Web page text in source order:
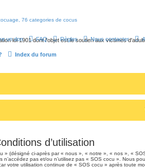
loi 1901 dont l'objet est le soutien aux victimes
un don FAQ Règles Nous contacter
Index du forum
d’utilisation
» (désigné ci-après par « nous », « notre », « nos », «
n’accédez pas et/ou n’utilisez pas « SOS cocu ». Nous
votre utilisation continue de « SOS cocu » après toute